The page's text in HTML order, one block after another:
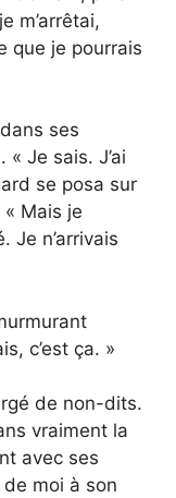
m’arrêtai,
que je pourrais
ses
Je sais. J’ai
se posa sur
« Mais je
Je n’arrivais
c’est ça. »
de non-dits.
vraiment la
avec ses
moi à son